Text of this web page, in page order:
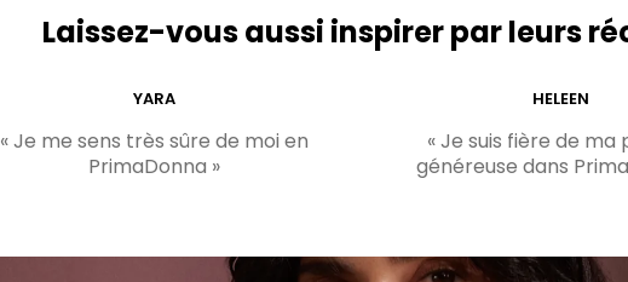
Laissez-vous aussi inspirer par leurs
YARA
« Je me sens très sûre de moi en
PrimaDonna »
HELEEN
« Je suis fière de ma
généreuse dans